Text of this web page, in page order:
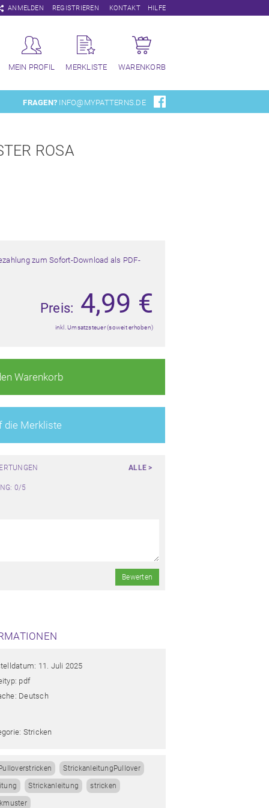
ANMELDEN
Navigation
überspringen
REGISTRIEREN KONTAKT HILFE
MEIN PROFIL MERKLISTE WARENKORB
FRAGEN? INFO@MYPATTERNS.DE
ROSA
zum Sofort-Download als PDF-
Preis: 4,99 €
inkl. Umsatzsteuer (soweit erhoben)
Warenkorb
die Merkliste
ALLE >
0/5
Bewerten
11. Juli 2025
pdf
Deutsch
Stricken
StrickanleitungPullover
Strickanleitung stricken